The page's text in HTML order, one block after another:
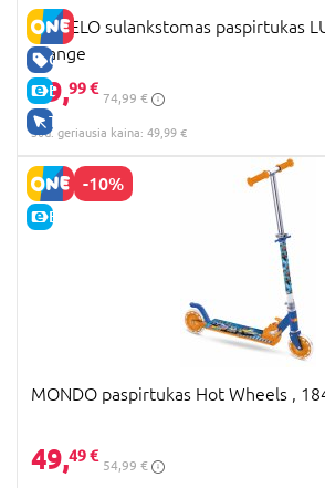
GERA KAINA
E-KAINA
TIK INTERNETU
LIONELO sulankstomas paspirtukas
orange
49,99 €
74,99 €
30d. geriausia kaina: 49,99 €
-10%
E-KAINA
MONDO paspirtukas Hot Wheels ,
49,49 €
54,99 €